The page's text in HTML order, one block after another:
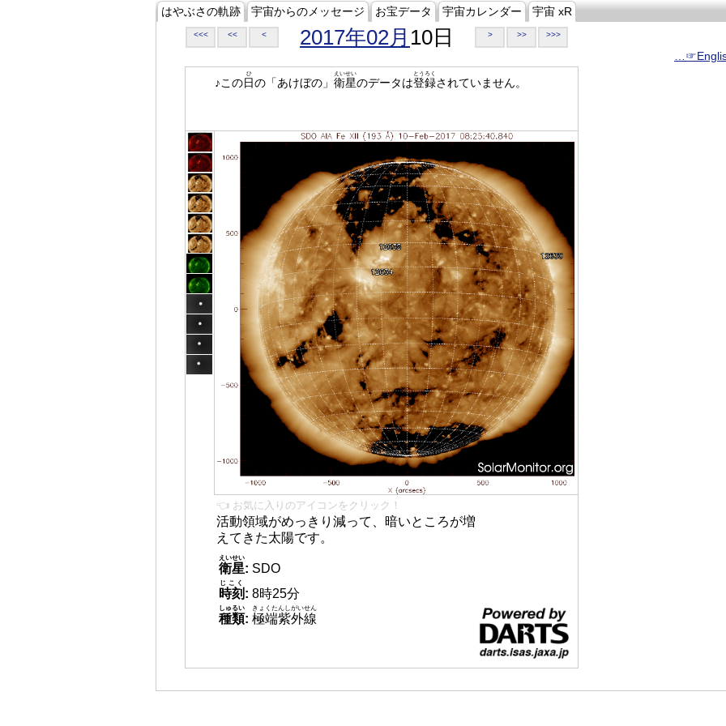
はやぶさの軌跡 宇宙からのメッセージ お宝データ 宇宙カレンダー 宇宙 xR
<<< << < 2017年02月 10日 > >> >>>
♪この日
ひ
の「あけぼの」 衛星
えいせい
のデータは登録
とうろく
されていません。
👈 お気に入りのアイコンをクリック！
活動領域がめっきり減って、暗いところが増
えてきた太陽です。
衛星
えいせい
: SDO
時刻
じこく
: 8時25分
種類
しゅるい
: 極端紫外線
きょくたんしがいせん